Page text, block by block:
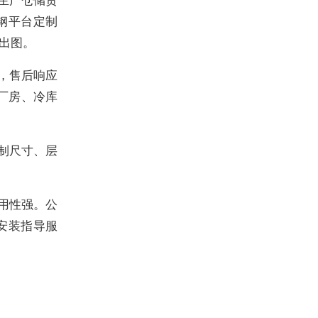
平台定制
图。
售后响应
房、冷库
尺寸、层
性强。公
装指导服